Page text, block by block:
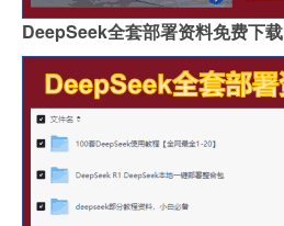
DeepSeek全套部署资料免费下载